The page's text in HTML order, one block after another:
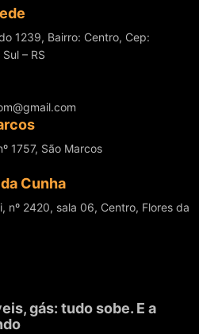
1239, Bairro: Centro, Cep:
– RS
1757, São Marcos
Cunha
nº 2420, sala 06, Centro, Flores da
gás: tudo sobe. E a